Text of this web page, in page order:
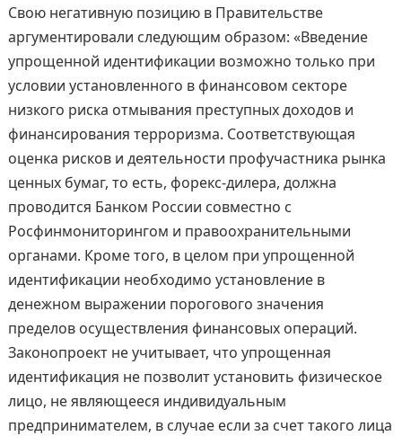
Свою негативную позицию в Правительстве
аргументировали следующим образом: «Введение
упрощенной идентификации возможно только при
условии установленного в финансовом секторе
низкого риска отмывания преступных доходов и
финансирования терроризма. Соответствующая
оценка рисков и деятельности профучастника рынка
ценных бумаг, то есть, форекс-дилера, должна
проводится Банком России совместно с
Росфинмониторингом и правоохранительными
органами. Кроме того, в целом при упрощенной
идентификации необходимо установление в
денежном выражении порогового значения
пределов осуществления финансовых операций.
Законопроект не учитывает, что упрощенная
идентификация не позволит установить физическое
лицо, не являющееся индивидуальным
предпринимателем, в случае если за счет такого лица